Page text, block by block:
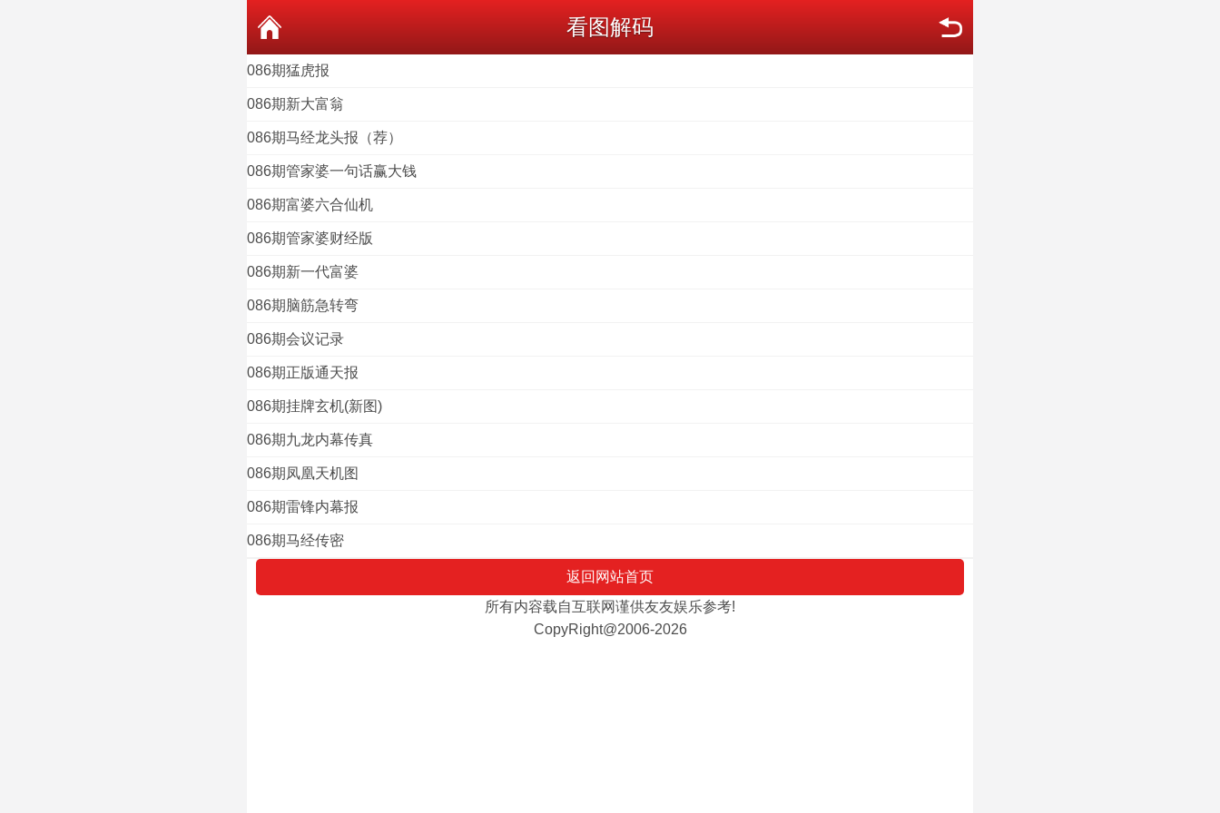
看图解码
086期猛虎报
086期新大富翁
086期马经龙头报（荐）
086期管家婆一句话赢大钱
086期富婆六合仙机
086期管家婆财经版
086期新一代富婆
086期脑筋急转弯
086期会议记录
086期正版通天报
086期挂牌玄机(新图)
086期九龙内幕传真
086期凤凰天机图
086期雷锋内幕报
086期马经传密
返回网站首页
所有内容载自互联网谨供友友娱乐参考!
CopyRight@2006-2026